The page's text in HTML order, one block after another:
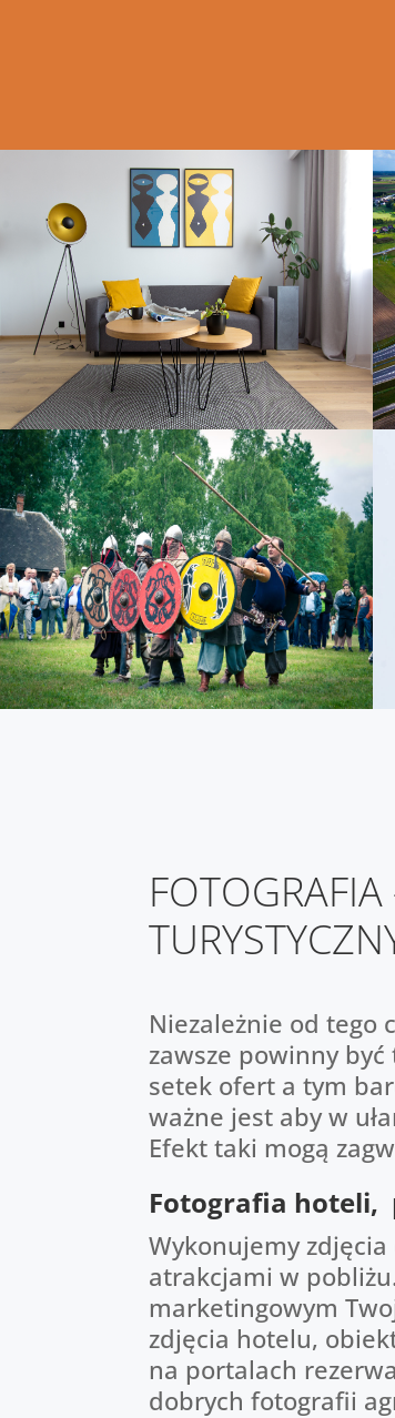
Niezależnie od tego
zawsze powinny
setek ofert a tym
ważne jest aby w
Efekt taki mogą
Fotografia hoteli,
Wykonujemy
atrakcjami w
marketingowym
zdjęcia hotelu,
na portalach
dobrych fotografii